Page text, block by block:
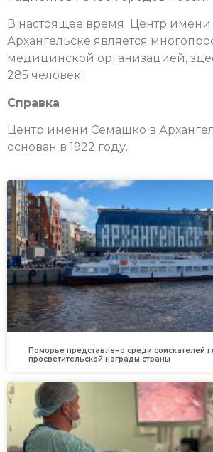
В настоящее время Центр
Архангельске является
медицинской организацией,
285 человек.
Справка
Центр имени Семашко в
основан в 1922 году.
Поморье представлено среди соискателей
просветительской награды страны